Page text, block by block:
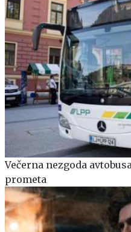
Večerna nezgoda
prometa